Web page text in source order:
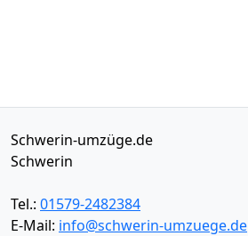
Schwerin-umzüge.de
Schwerin
Tel.: 01579-2482384
E-Mail: info@schwerin-umzuege.de